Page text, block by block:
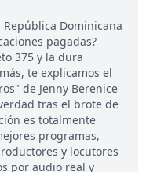
República Dominicana
pagadas?
375 y la dura
te explicamos el
de Jenny Berenice
tras el brote de
es totalmente
programas,
y locutores
por audio real y